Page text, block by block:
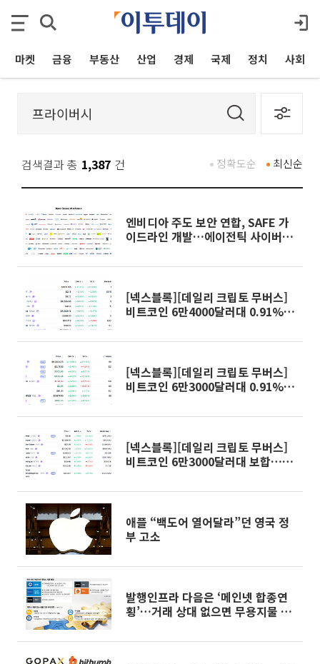
마켓 금융 부동산 산업 경제 국제 정치 사회
검색결과 총 1,387 건 최신순
정확도순
엔비디아 주도 보안 연합, SAFE 가
이드라인 개발…에이전틱 사이버 보
[넥스블록][데일리 크립토 무버스]
비트코인 6만4000달러대 0.91%
[넥스블록][데일리 크립토 무버스]
비트코인 6만3000달러대 0.91%
[넥스블록][데일리 크립토 무버스]
비트코인 6만3000달러대 보합…코
애플 “백도어 열어달라”던 영국 정
부 고소
발행인프라 다음은 ‘메인넷 합종연
횡’…거래 상대 없으면 무용지물 [가